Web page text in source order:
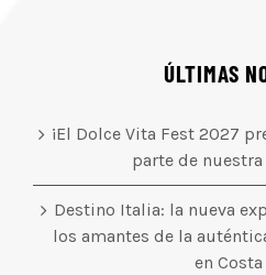
ÚLTIMAS
¡El Dolce Vita Fest 2027
parte de
Destino Italia: la nueva
los amantes de la
en Costa